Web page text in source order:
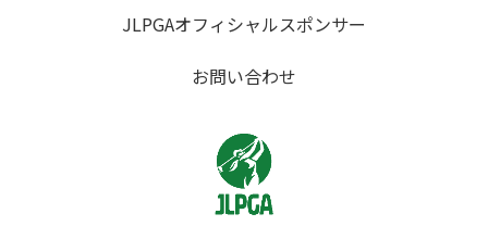
JLPGAオフィシャルスポンサー
お問い合わせ